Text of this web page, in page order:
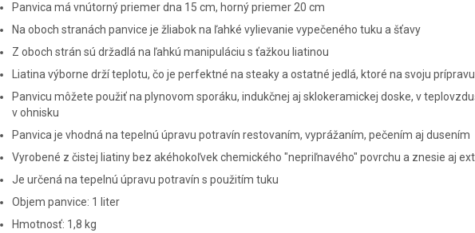
Panvica má vnútorný priemer dna 15 cm, horný priemer 20 cm
Na oboch stranách panvice je žliabok na ľahké vylievanie vypečeného tuku a šťavy
Z oboch strán sú držadlá na ľahkú manipuláciu s ťažkou liatinou
Liatina výborne drží teplotu, čo je perfektné na steaky a ostatné jedlá, ktoré na svoju
Panvicu môžete použiť na plynovom sporáku, indukčnej aj sklokeramickej doske, v
v ohnisku
Panvica je vhodná na tepelnú úpravu potravín restovaním, vyprážaním, pečením aj dusením
Vyrobené z čistej liatiny bez akéhokoľvek chemického "nepriľnavého" povrchu a znesie aj
Je určená na tepelnú úpravu potravín s použitím tuku
Objem panvice: 1 liter
Hmotnosť: 1,8 kg